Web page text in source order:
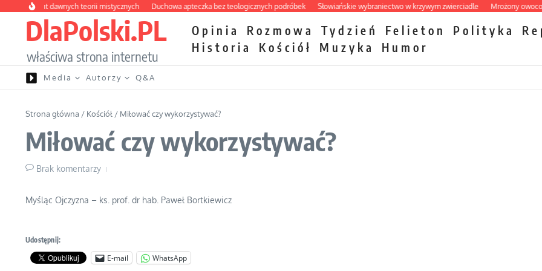
Przejdź do treści
labirynt dawnych teorii mistycznych Duchowa apteczka bez teologicznych podróbek Słowiańskie wybraniectwo w krzywym zwierciadle Mrożony owocowy
DlaPolski.PL
właściwa strona internetu
Opinia Rozmowa Tydzień Felieton Polityka
Historia
Kościół Muzyka Humor
Media Autorzy Q&A
Strona główna / Kościół / Miłować czy wykorzystywać?
Miłować czy wykorzystywać?
Brak komentarzy
Myśląc Ojczyzna – ks. prof. dr hab. Paweł Bortkiewicz
Udostępnij:
E-mail WhatsApp